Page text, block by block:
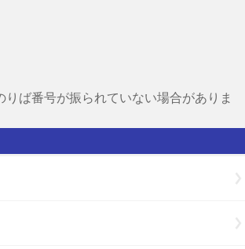
ば番号が振られていない場合がありま